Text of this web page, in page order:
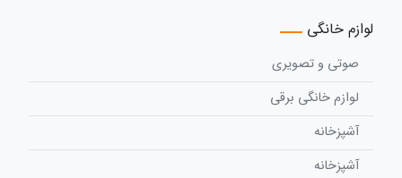
لوازم خانگی
صوتی و تصویری
لوازم خانگی برقی
آشپزخانه
آشپزخانه